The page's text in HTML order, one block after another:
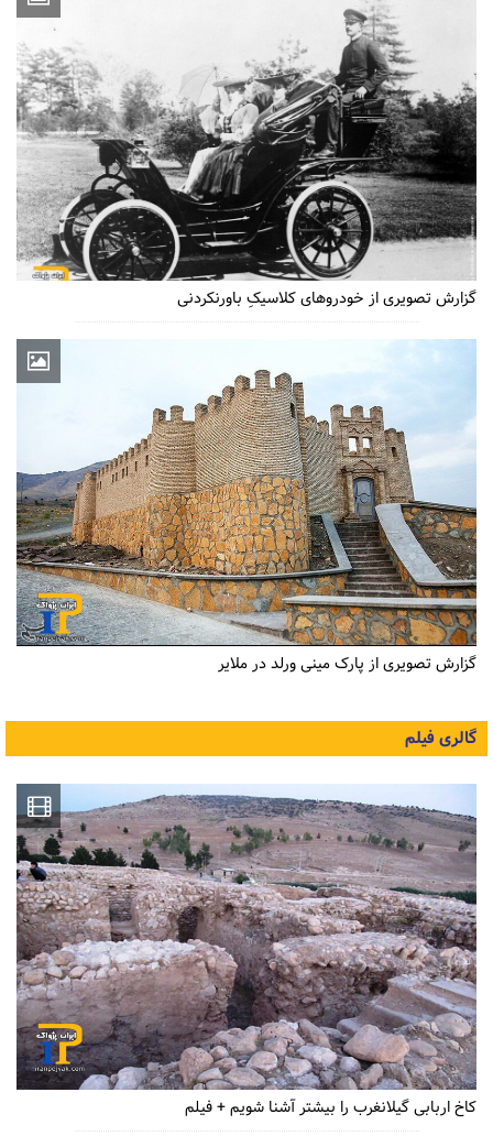
گزارش تصویری از خودروهای کلاسیکِ باورنکردنی
گزارش تصویری از پارک مینی ورلد در ملایر
گالری فیلم
کاخ اربابی گیلانغرب را بیشتر آشنا شویم + فیلم